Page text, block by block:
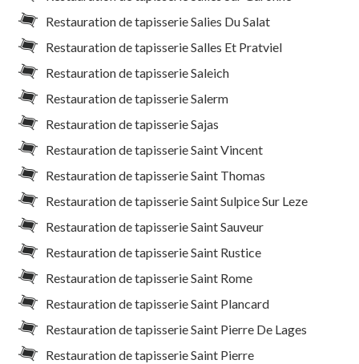
Restauration de tapisserie Salies Du Salat
Restauration de tapisserie Salles Et Pratviel
Restauration de tapisserie Saleich
Restauration de tapisserie Salerm
Restauration de tapisserie Sajas
Restauration de tapisserie Saint Vincent
Restauration de tapisserie Saint Thomas
Restauration de tapisserie Saint Sulpice Sur Leze
Restauration de tapisserie Saint Sauveur
Restauration de tapisserie Saint Rustice
Restauration de tapisserie Saint Rome
Restauration de tapisserie Saint Plancard
Restauration de tapisserie Saint Pierre De Lages
Restauration de tapisserie Saint Pierre